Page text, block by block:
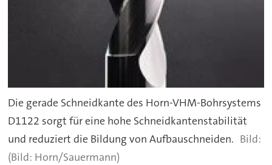
Die gerade Schneidkante des Horn-VHM-Bohrsystems
D1122 sorgt für eine hohe Schneidkantenstabilität
und reduziert die Bildung von Aufbauschneiden.
(Bild: Horn/Sauermann)